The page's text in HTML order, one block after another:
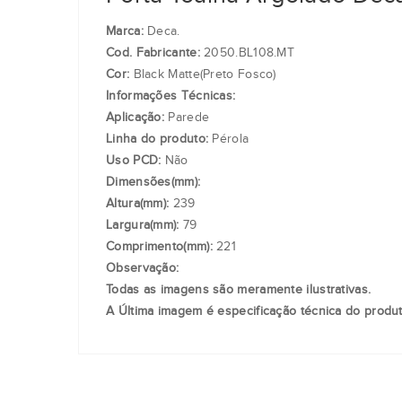
Marca:Deca.
Cod. Fabricante:2050.BL108.MT
Cor: Black Matte(Preto Fosco)
Informações Técnicas:
Aplicação: Parede
Linha do produto: Pérola
Uso PCD: Não
Dimensões(mm):
Altura(mm): 239
Largura(mm): 79
Comprimento(mm):221
Observação:
Todas as imagens são meramente ilustrativas.
A Última imagem é especificação técnica do